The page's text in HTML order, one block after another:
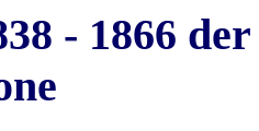
- 1866